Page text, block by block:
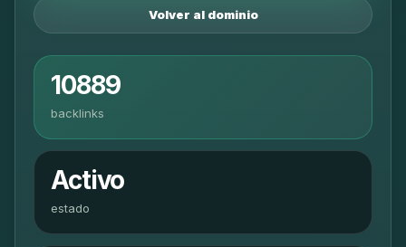
Volver al dominio
10889
backlinks
Activo
estado